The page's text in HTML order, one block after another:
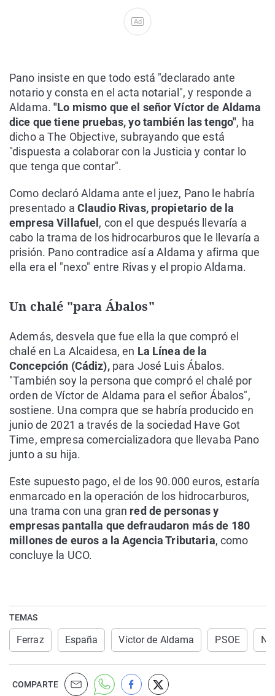
Ad
Pano insiste en que todo está "declarado ante
notario y consta en el acta notarial", y responde a
Aldama."Lo mismo que el señor Víctor de Aldama
dice que tiene pruebas, yo también las tengo", ha
dicho a The Objective, subrayando que está
"dispuesta a colaborar con la Justicia y contar lo
que tenga que contar".
Como declaró Aldama ante el juez, Pano le habría
presentado a Claudio Rivas, propietario de la
empresa Villafuel , con el que después llevaría a
cabo la trama de los hidrocarburos que le llevaría a
prisión. Pano contradice así a Aldama y afirma que
ella era el "nexo" entre Rivas y el propio Aldama.
Un chalé "para Ábalos"
Además, desvela que fue ella la que compró el
chalé en La Alcaidesa, en La Línea de la
Concepción (Cádiz),para José Luis Ábalos.
"También soy la persona que compró el chalé por
orden de Víctor de Aldama para el señor Ábalos",
sostiene. Una compra que se habría producido en
junio de 2021 a través de la sociedad Have Got
Time, empresa comercializadora que llevaba Pano
junto a su hija.
Este supuesto pago, el de los 90.000 euros, estaría
enmarcado en la operación de los hidrocarburos,
una trama con una gran red de personas y
empresas pantalla que defraudaron más de 180
millones de euros a la Agencia Tributaria, como
concluye la UCO.
TEMAS
Ferraz España Víctor de Aldama PSOE
COMPARTE